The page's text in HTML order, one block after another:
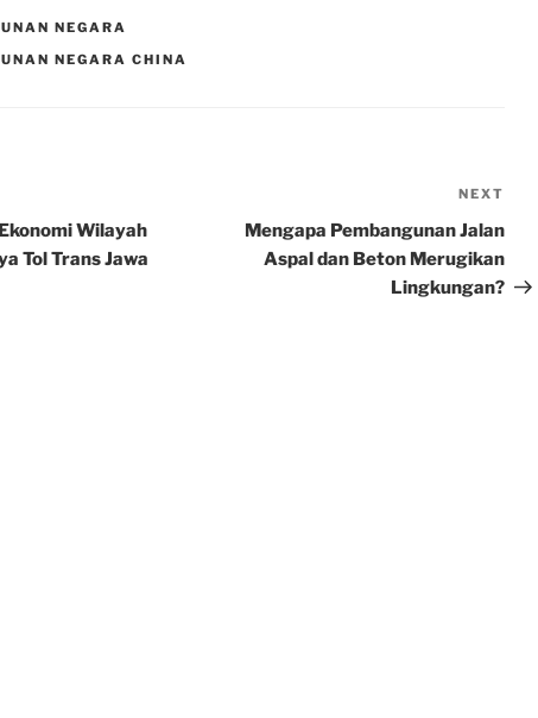
NEGARA
NEGARA CHINA
Wilayah
Tol Trans Jawa
Post
NEXT
Mengapa Pembangunan Jalan
Aspal dan Beton Merugikan
Lingkungan?